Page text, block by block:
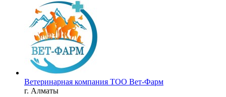
Ветеринарная компания ТОО Вет-Фарм
г. Алматы